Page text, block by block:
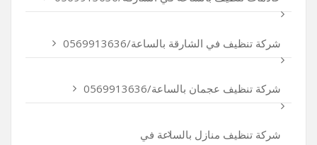
شركة تنظيف في الشارقة بالساعة/0569913636
شركة تنظيف عجمان بالساعة/0569913636
شركة تنظيف منازل بالساعة في